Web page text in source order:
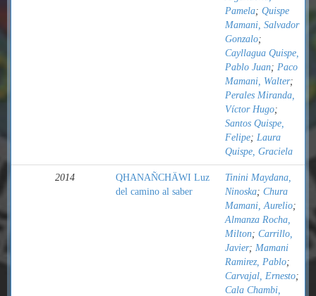
Pamela; Quispe
Mamani, Salvador
Gonzalo;
Cayllagua Quispe,
Pablo Juan; Paco
Mamani, Walter;
Perales Miranda,
Víctor Hugo;
Santos Quispe,
Felipe; Laura
Quispe, Graciela
2014
QHANAÑCHÄWI Luz
del camino al saber
Tinini Maydana,
Ninoska; Chura
Mamani, Aurelio;
Almanza Rocha,
Milton; Carrillo,
Javier; Mamani
Ramirez, Pablo;
Carvajal, Ernesto;
Cala Chambi,